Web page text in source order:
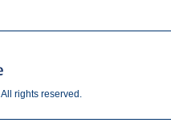
All rights reserved.